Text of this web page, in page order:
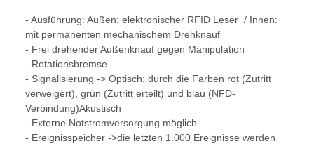
- Ausführung: Außen: elektronischer RFID Leser / Innen:
mit permanenten mechanischem Drehknauf
- Frei drehender Außenknauf gegen Manipulation
- Rotationsbremse
- Signalisierung -> Optisch: durch die Farben rot (Zutritt
verweigert), grün (Zutritt erteilt) und blau (NFD-
Verbindung)Akustisch
- Externe Notstromversorgung möglich
- Ereignisspeicher ->die letzten 1.000 Ereignisse werden